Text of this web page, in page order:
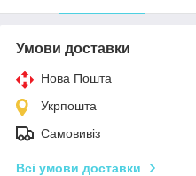
Умови доставки
Нова Пошта
Укрпошта
Самовивіз
Всі умови доставки